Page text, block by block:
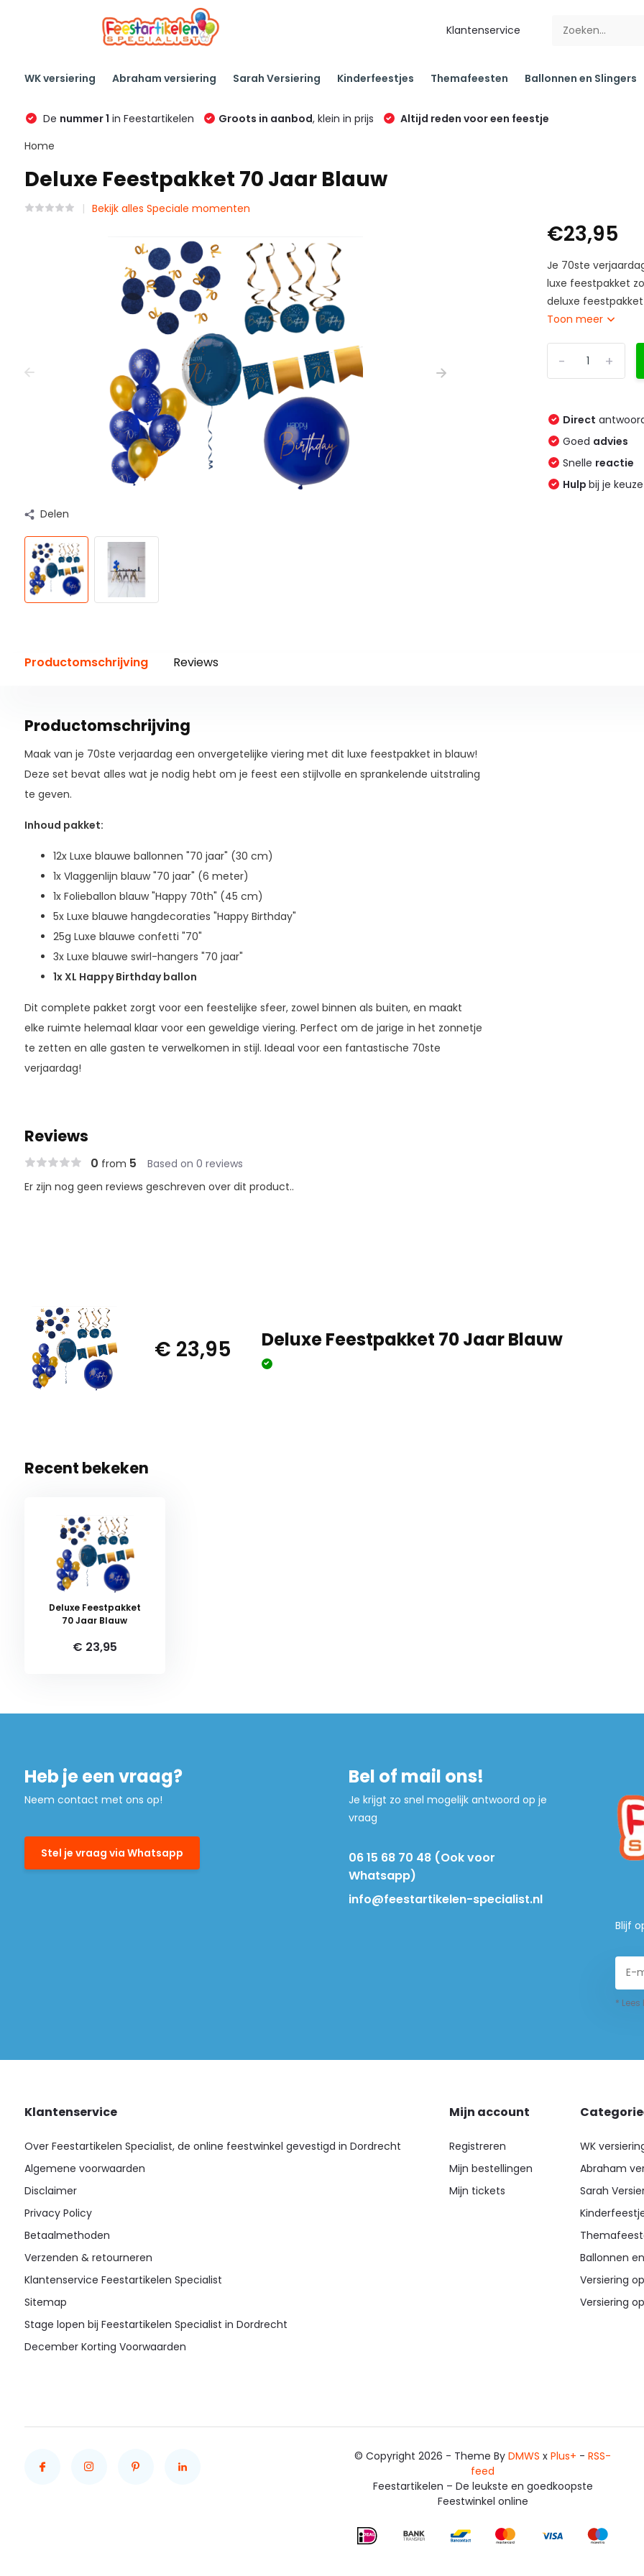
Klantenservice
WK versiering Abraham versiering Sarah Versiering Kinderfeestjes Themafeesten Ballonnen en Slingers
De nummer 1 in Feestartikelen Groots in aanbod, klein in prijs
Altijd reden voor een feestje
Home
Deluxe Feestpakket 70 Jaar Blauw
Bekijk alles Speciale momenten
Delen
€23,95
Je 70ste
luxe feestpakket
deluxe
Toon meer
+
-
Direct
Goed advies
Snelle reactie
Hulpbij je keuze
Productomschrijving Reviews
Productomschrijving
Maak van je 70ste verjaardag een onvergetelijke viering met dit luxe feestpakket in blauw!
Deze set bevat alles wat je nodig hebt om je feest een stijlvolle en sprankelende uitstraling
te geven.
Inhoud pakket:
12x Luxe blauwe ballonnen "70 jaar" (30 cm)
1x Vlaggenlijn blauw "70 jaar" (6 meter)
1x Folieballon blauw "Happy 70th" (45 cm)
5x Luxe blauwe hangdecoraties "Happy Birthday"
25g Luxe blauwe confetti "70"
3x Luxe blauwe swirl-hangers "70 jaar"
1x XL Happy Birthday ballon
Dit complete pakket zorgt voor een feestelijke sfeer, zowel binnen als buiten, en maakt
elke ruimte helemaal klaar voor een geweldige viering. Perfect om de jarige in het zonnetje
te zetten en alle gasten te verwelkomen in stijl. Ideaal voor een fantastische 70ste
verjaardag!
Reviews
0 from 5 Based on 0 reviews
Er zijn nog geen reviews geschreven over dit product..
€ 23,95 Deluxe Feestpakket 70 Jaar Blauw
Recent bekeken
Deluxe Feestpakket
70 Jaar Blauw
€ 23,95
Heb je een vraag?
Neem contact met ons op!
Stel je vraag via Whatsapp
Bel of mail ons!
Je krijgt zo snel mogelijk antwoord op je
vraag
06 15 68 70 48 (Ook voor
Whatsapp)
info@feestartikelen-specialist.nl
Blijf
*
Klantenservice
Over Feestartikelen Specialist, de online feestwinkel gevestigd in Dordrecht
Algemene voorwaarden
Disclaimer
Privacy Policy
Betaalmethoden
Verzenden & retourneren
Klantenservice Feestartikelen Specialist
Sitemap
Stage lopen bij Feestartikelen Specialist in Dordrecht
December Korting Voorwaarden
Mijn account
Registreren
Mijn bestellingen
Mijn tickets
WK
Abraham
Sarah
Ballonnen
Versiering
Versiering
© Copyright 2026 - Theme ByDMWS xPlus+ -RSS-
feed
Feestartikelen – De leukste en goedkoopste
Feestwinkel online